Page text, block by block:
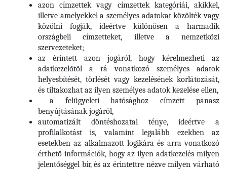
azon címzettek vagy címzettek kategóriái, akikkel,
illetve amelyekkel a személyes adatokat közölték vagy
közölni fogják, ideértve különösen a harmadik
országbeli címzetteket, illetve a nemzetközi
szervezeteket;
az érintett azon jogáról, hogy kérelmezheti az
adatkezelőtől a rá vonatkozó személyes adatok
helyesbítését, törlését vagy kezelésének korlátozását,
és tiltakozhat az ilyen személyes adatok kezelése ellen,
a felügyeleti hatósághoz címzett panasz
benyújtásának jogáról,
automatizált döntéshozatal ténye, ideértve a
profilalkotást is, valamint legalább ezekben az
esetekben az alkalmazott logikára és arra vonatkozó
érthető információk, hogy az ilyen adatkezelés milyen
jelentőséggel bír, és az érintettre nézve milyen várható